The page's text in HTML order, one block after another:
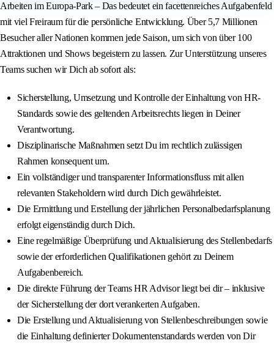
Arbeiten im Europa-Park – Das bedeutet ein facettenreiches Aufgabenfeld
mit viel Freiraum für die persönliche Entwicklung. Über 5,7 Millionen
Besucher aller Nationen kommen jede Saison, um sich von über 100
Attraktionen und Shows begeistern zu lassen. Zur Unterstützung unseres
Teams suchen wir Dich ab sofort als:
Sicherstellung, Umsetzung und Kontrolle der Einhaltung von HR-
Standards sowie des geltenden Arbeitsrechts liegen in Deiner
Verantwortung.
Disziplinarische Maßnahmen setzt Du im rechtlich zulässigen
Rahmen konsequent um.
Ein vollständiger und transparenter Informationsfluss mit allen
relevanten Stakeholdern wird durch Dich gewährleistet.
Die Ermittlung und Erstellung der jährlichen Personalbedarfsplanung
erfolgt eigenständig durch Dich.
Eine regelmäßige Überprüfung und Aktualisierung des Stellenbedarfs
sowie der erforderlichen Qualifikationen gehört zu Deinem
Aufgabenbereich.
Die direkte Führung der Teams HR Advisor liegt bei dir – inklusive
der Sicherstellung der dort verankerten Aufgaben.
Die Erstellung und Aktualisierung von Stellenbeschreibungen sowie
die Einhaltung definierter Dokumentenstandards werden von Dir